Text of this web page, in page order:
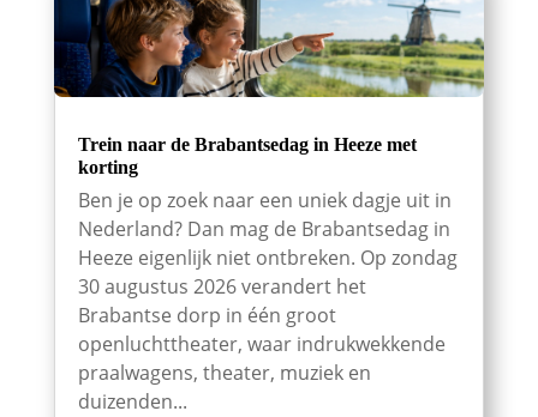
Trein naar de Brabantsedag in Heeze met
korting
Ben je op zoek naar een uniek dagje uit in
Nederland? Dan mag de Brabantsedag in
Heeze eigenlijk niet ontbreken. Op zondag
30 augustus 2026 verandert het
Brabantse dorp in één groot
openluchttheater, waar indrukwekkende
praalwagens, theater, muziek en
duizenden...